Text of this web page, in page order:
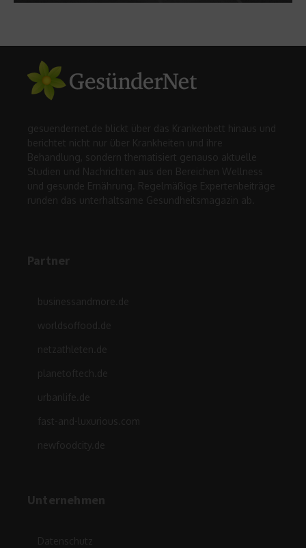
gesuendernet.de blickt über das Krankenbett hinaus und
berichtet nicht nur über Krankheiten und ihre
Behandlung, sondern thematisiert genauso aktuelle
Studien und Nachrichten aus den Bereichen Wellness
und gesunde Ernährung. Regelmäßige Expertenbeiträge
runden das unterhaltsame Gesundheitsmagazin ab.
Partner
businessandmore.de
worldsoffood.de
netzathleten.de
planetoftech.de
urbanlife.de
fast-and-luxurious.com
newfoodcity.de
Unternehmen
Datenschutz